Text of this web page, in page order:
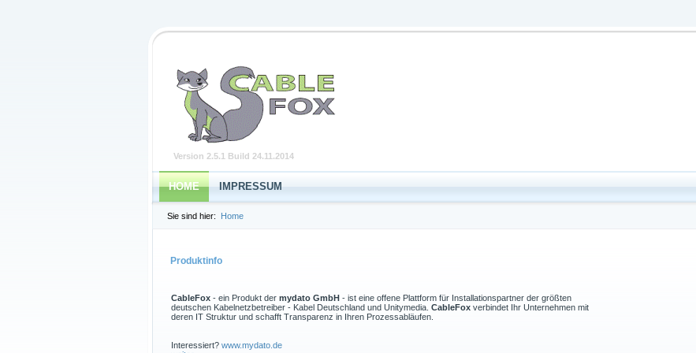
Version 2.5.1 Build 24.11.2014
HOME IMPRESSUM
Sie sind hier: Home
Produktinfo
CableFox - ein Produkt der mydato GmbH - ist eine offene Plattform für Installationspartner der größten
deutschen Kabelnetzbetreiber - Kabel Deutschland und Unitymedia. CableFox verbindet Ihr Unternehmen mit
deren IT Struktur und schafft Transparenz in Ihren Prozessabläufen.
Interessiert? www.mydato.de